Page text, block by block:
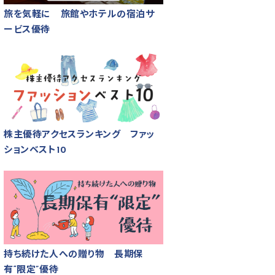
旅を気軽に 旅館やホテルの宿泊サ
ービス優待
株主優待アクセスランキング ファッ
ションベスト10
持ち続けた人への贈り物 長期保
有“限定”優待